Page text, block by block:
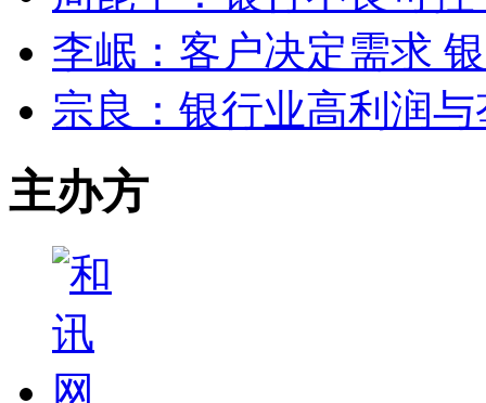
李岷：客户决定需求
宗良：银行业高利润
主办方